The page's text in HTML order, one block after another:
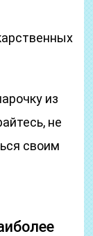
из
не
своим